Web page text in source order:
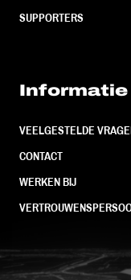
SUPPORTERS
Informatie
VEELGESTELDE
CONTACT
WERKEN BIJ
FC